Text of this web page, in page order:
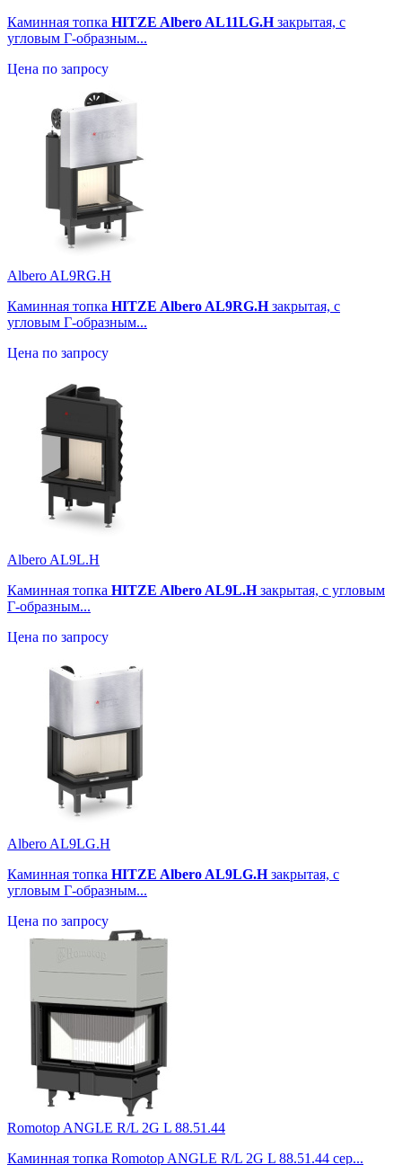
Каминная топка HITZE Albero AL11LG.Hзакрытая, с
угловым Г-образным...
Цена по запросу
Albero AL9RG.H
Каминная топка HITZE Albero AL9RG.Hзакрытая, с
угловым Г-образным...
Цена по запросу
Albero AL9L.H
Каминная топка HITZE Albero AL9L.Hзакрытая, с угловым
Г-образным...
Цена по запросу
Albero AL9LG.H
Каминная топка HITZE Albero AL9LG.Hзакрытая, с
угловым Г-образным...
Цена по запросу
Romotop ANGLE R/L 2G L 88.51.44
Каминная топка Romotop ANGLE R/L 2G L 88.51.44 сер...